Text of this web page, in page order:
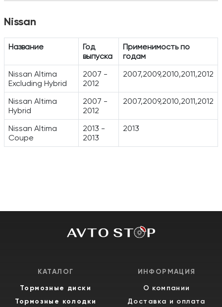
Nissan
Название
Год
выпуска
Применимость по
годам
Nissan Altima
Excluding Hybrid
2007 -
2012
2007,2009,2010,2011,2012
Nissan Altima
Hybrid
2007 -
2012
2007,2009,2010,2011,2012
Nissan Altima
Coupe
2013 -
2013
2013
КАТАЛОГ
Тормозные диски
Тормозные колодки
ИНФОРМАЦИЯ
О компании
Доставка и оплата